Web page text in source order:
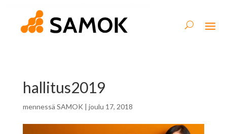
hallitus2019
mennessä SAMOK | joulu 17, 2018